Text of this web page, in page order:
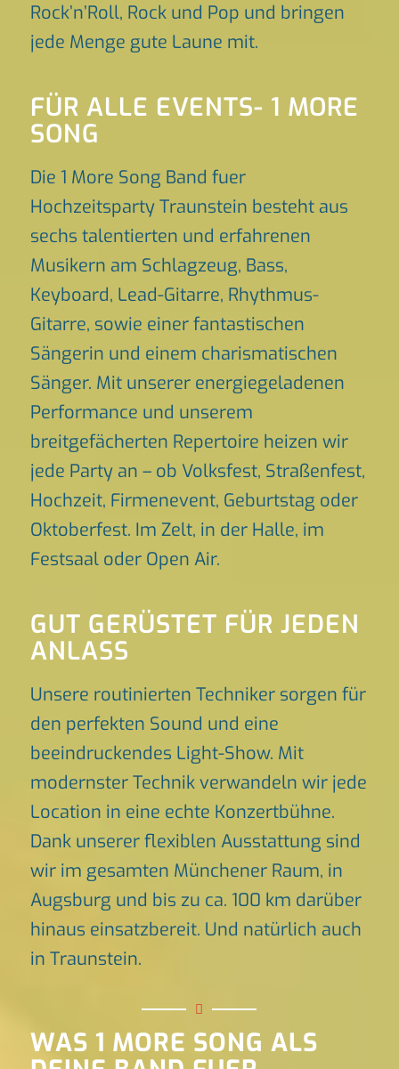
Rock’n’Roll, Rock und Pop und bringen
jede Menge gute Laune mit.
FÜR ALLE EVENTS- 1 MORE
SONG
Die 1 More Song Band fuer
Hochzeitsparty Traunstein besteht aus
sechs talentierten und erfahrenen
Musikern am Schlagzeug, Bass,
Keyboard, Lead-Gitarre, Rhythmus-
Gitarre, sowie einer fantastischen
Sängerin und einem charismatischen
Sänger. Mit unserer energiegeladenen
Performance und unserem
breitgefächerten Repertoire heizen wir
jede Party an – ob Volksfest, Straßenfest,
Hochzeit, Firmenevent, Geburtstag oder
Oktoberfest. Im Zelt, in der Halle, im
Festsaal oder Open Air.
GUT GERÜSTET FÜR JEDEN
ANLASS
Unsere routinierten Techniker sorgen für
den perfekten Sound und eine
beeindruckendes Light-Show. Mit
modernster Technik verwandeln wir jede
Location in eine echte Konzertbühne.
Dank unserer flexiblen Ausstattung sind
wir im gesamten Münchener Raum, in
Augsburg und bis zu ca. 100 km darüber
hinaus einsatzbereit. Und natürlich auch
in Traunstein.
WAS 1 MORE SONG ALS